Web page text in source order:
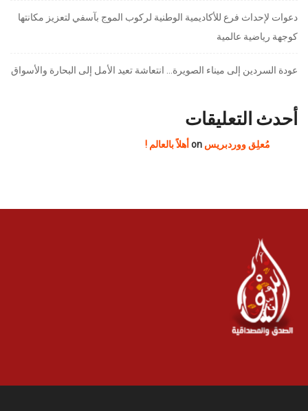
دعوات لإحداث فرع للأكاديمية الوطنية لركوب الموج بآسفي لتعزيز مكانتها
كوجهة رياضية عالمية
عودة السردين إلى ميناء الصويرة… انتعاشة تعيد الأمل إلى البحارة والأسواق
أحدث التعليقات
مُعلِق ووردبريس أهلاً بالعالم !